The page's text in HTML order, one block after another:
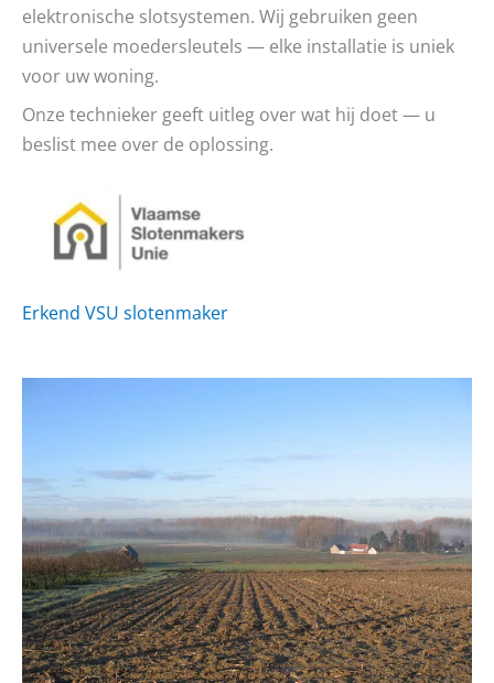
elektronische slotsystemen. Wij gebruiken geen
universele moedersleutels — elke installatie is uniek
voor uw woning.
Onze technieker geeft uitleg over wat hij doet — u
beslist mee over de oplossing.
Erkend VSU slotenmaker